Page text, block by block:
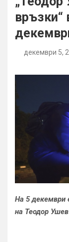
връзки“
декември 5,
На 5 декември
на Теодор Ушев